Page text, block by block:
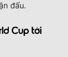
đấu.